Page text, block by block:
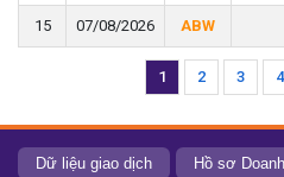
15 07/08/2026 ABW
15 07/08/2026 ABW
1 2 3 4
Dữ liệu giao dịch Hồ sơ